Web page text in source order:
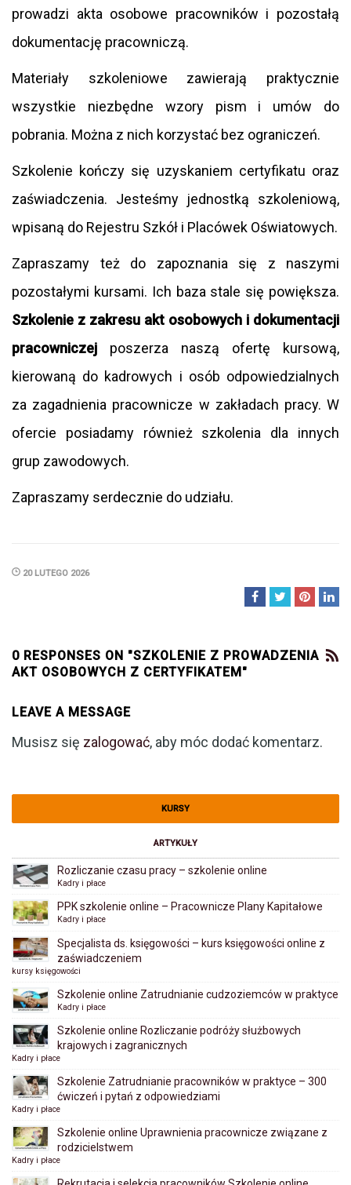
prowadzi akta osobowe pracowników i pozostałą
dokumentację pracowniczą.
Materiały szkoleniowe zawierają praktycznie
wszystkie niezbędne wzory pism i umów do
pobrania. Można z nich korzystać bez ograniczeń.
Szkolenie kończy się uzyskaniem certyfikatu oraz
zaświadczenia. Jesteśmy jednostką szkoleniową,
wpisaną do Rejestru Szkół i Placówek Oświatowych.
Zapraszamy też do zapoznania się z naszymi
pozostałymi kursami. Ich baza stale się powiększa.
Szkolenie z zakresu akt osobowych i dokumentacji
pracowniczej poszerza naszą ofertę kursową,
kierowaną do kadrowych i osób odpowiedzialnych
za zagadnienia pracownicze w zakładach pracy. W
ofercie posiadamy również szkolenia dla innych
grup zawodowych.
Zapraszamy serdecznie do udziału.
20 LUTEGO 2026
0 RESPONSES ON "SZKOLENIE Z PROWADZENIA
AKT OSOBOWYCH Z CERTYFIKATEM"
LEAVE A MESSAGE
Musisz się zalogować, aby móc dodać komentarz.
KURSY
ARTYKUŁY
Rozliczanie czasu pracy – szkolenie online
Kadry i płace
PPK szkolenie online – Pracownicze Plany Kapitałowe
Kadry i płace
Specjalista ds. księgowości – kurs księgowości online z
zaświadczeniem
kursy księgowości
Szkolenie online Zatrudnianie cudzoziemców w praktyce
Kadry i płace
Szkolenie online Rozliczanie podróży służbowych
krajowych i zagranicznych
Kadry i płace
Szkolenie Zatrudnianie pracowników w praktyce – 300
ćwiczeń i pytań z odpowiedziami
Kadry i płace
Szkolenie online Uprawnienia pracownicze związane z
rodzicielstwem
Kadry i płace